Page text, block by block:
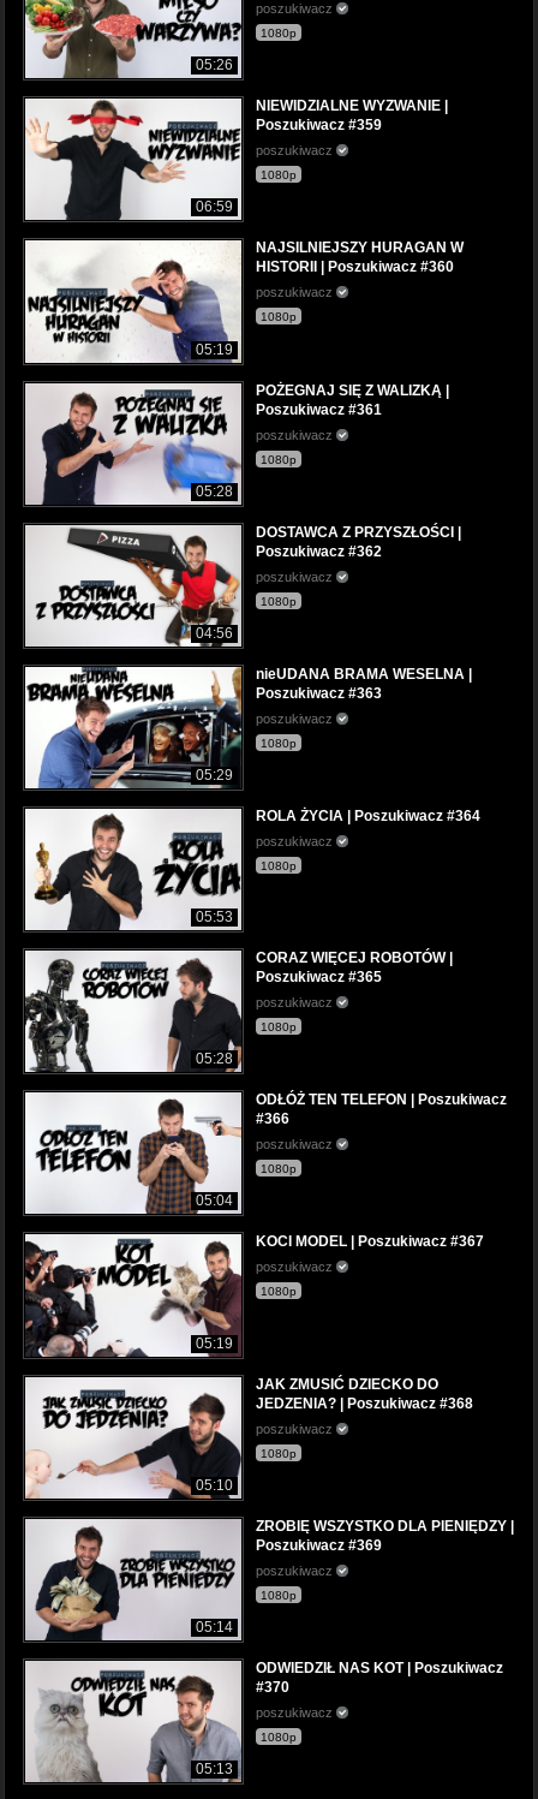
05:26
poszukiwacz
1080p
06:59
NIEWIDZIALNE WYZWANIE |
Poszukiwacz #359
poszukiwacz
1080p
05:19
NAJSILNIEJSZY HURAGAN W
HISTORII | Poszukiwacz #360
poszukiwacz
1080p
05:28
POŻEGNAJ SIĘ Z WALIZKĄ |
Poszukiwacz #361
poszukiwacz
1080p
04:56
DOSTAWCA Z PRZYSZŁOŚCI |
Poszukiwacz #362
poszukiwacz
1080p
05:29
nieUDANA BRAMA WESELNA |
Poszukiwacz #363
poszukiwacz
1080p
05:53
ROLA ŻYCIA | Poszukiwacz #364
poszukiwacz
1080p
05:28
CORAZ WIĘCEJ ROBOTÓW |
Poszukiwacz #365
poszukiwacz
1080p
05:04
ODŁÓŻ TEN TELEFON | Poszukiwacz
#366
poszukiwacz
1080p
05:19
KOCI MODEL | Poszukiwacz #367
poszukiwacz
1080p
05:10
JAK ZMUSIĆ DZIECKO DO
JEDZENIA? | Poszukiwacz #368
poszukiwacz
1080p
05:14
ZROBIĘ WSZYSTKO DLA PIENIĘDZY |
Poszukiwacz #369
poszukiwacz
1080p
05:13
ODWIEDZIŁ NAS KOT | Poszukiwacz
#370
poszukiwacz
1080p